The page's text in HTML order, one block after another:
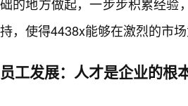
持，使得4438x能够在激烈的市场
员工发展：人才是企业的根